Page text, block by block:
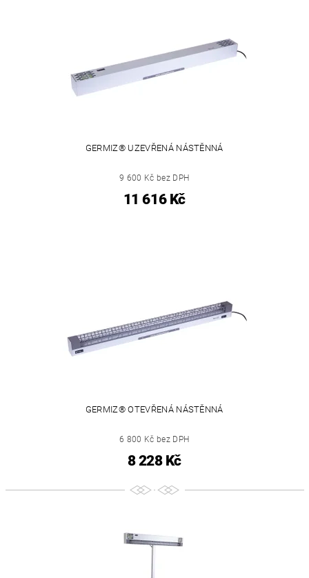
GERMIZ® UZEVŘENÁ NÁSTĚNNÁ
9 600 Kč bez DPH
11 616 Kč
GERMIZ® OTEVŘENÁ NÁSTĚNNÁ
6 800 Kč bez DPH
8 228 Kč